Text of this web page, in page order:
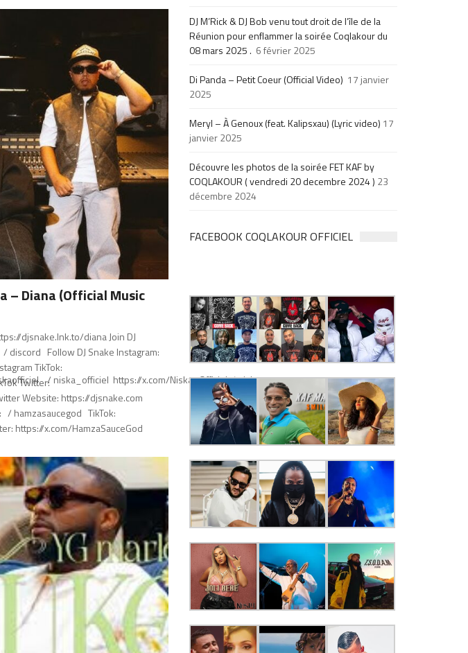
/ niska_officiel https://x.com/Niska_Officiel / niska_snap
– Diana (Official Music
djsnake.lnk.to/diana Join DJ
discord Follow DJ Snake Instagram:
TikTok:
Twitter:
Website: https://djsnake.com
/ hamzasaucegod TikTok:
https://x.com/HamzaSauceGod
DJ M’Rick & DJ Bob venu tout droit de l’île de la
Réunion pour enflammer la soirée Coqlakour du
08 mars 2025 . 6 février 2025
Di Panda – Petit Coeur (Official Video) 17 janvier
2025
Meryl – À Genoux (feat. Kalipsxau) (Lyric video) 17
janvier 2025
Découvre les photos de la soirée FET KAF by
COQLAKOUR ( vendredi 20 decembre 2024 ) 23
décembre 2024
FACEBOOK COQLAKOUR OFFICIEL